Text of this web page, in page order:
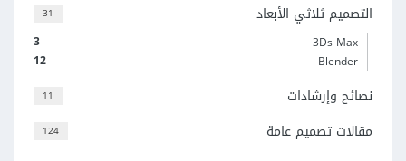
31 التصميم ثلاثي الأبعاد
3
3Ds Max
12
Blender
11 نصائح وإرشادات
124
مقالات تصميم عامة